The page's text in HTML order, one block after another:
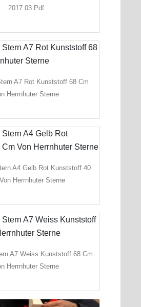
2017 03 Pdf
A7 Rot Kunststoff 68 Cm
Herrnhuter Sterne
A4 Gelb Rot Kunststoff 40
Herrnhuter Sterne
A7 Weiss Kunststoff 68 Cm
Herrnhuter Sterne